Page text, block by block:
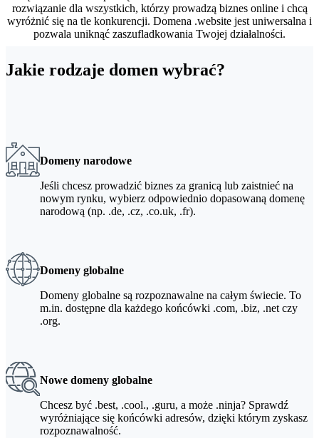
rozwiązanie dla wszystkich, którzy prowadzą biznes online i chcą
wyróżnić się na tle konkurencji. Domena .website jest uniwersalna i
pozwala uniknąć zaszufladkowania Twojej działalności.
Jakie rodzaje domen wybrać?
Domeny narodowe
Jeśli chcesz prowadzić biznes za granicą lub zaistnieć na
nowym rynku, wybierz odpowiednio dopasowaną domenę
narodową (np. .de, .cz, .co.uk, .fr).
Domeny globalne
Domeny globalne są rozpoznawalne na całym świecie. To
m.in. dostępne dla każdego końcówki .com, .biz, .net czy
.org.
Nowe domeny globalne
Chcesz być .best, .cool., .guru, a może .ninja? Sprawdź
wyróżniające się końcówki adresów, dzięki którym zyskasz
rozpoznawalność.